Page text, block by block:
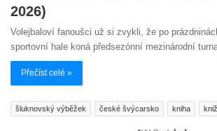
2026)
Volejbaloví fanoušci už si zvykli, že po
sportovní hale koná předsezónní mezinárodní
Přečíst celé »
šluknovský výběžek české švýcarsko kniha